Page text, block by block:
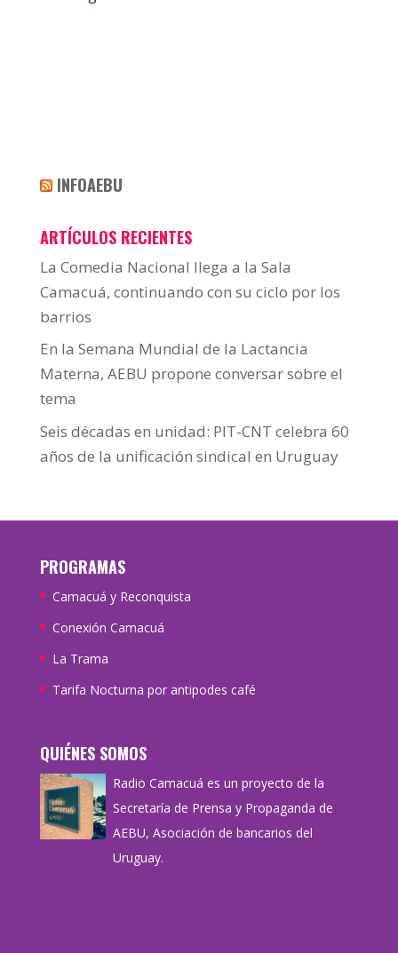
INFOAEBU
ARTÍCULOS RECIENTES
La Comedia Nacional llega a la Sala
Camacuá, continuando con su ciclo por los
barrios
En la Semana Mundial de la Lactancia
Materna, AEBU propone conversar sobre el
tema
Seis décadas en unidad: PIT-CNT celebra 60
años de la unificación sindical en Uruguay
PROGRAMAS
Camacuá y Reconquista
Conexión Camacuá
La Trama
Tarifa Nocturna por antipodes café
QUIÉNES SOMOS
Radio Camacuá es un proyecto de la
Secretaría de Prensa y Propaganda de
AEBU, Asociación de bancarios del
Uruguay.